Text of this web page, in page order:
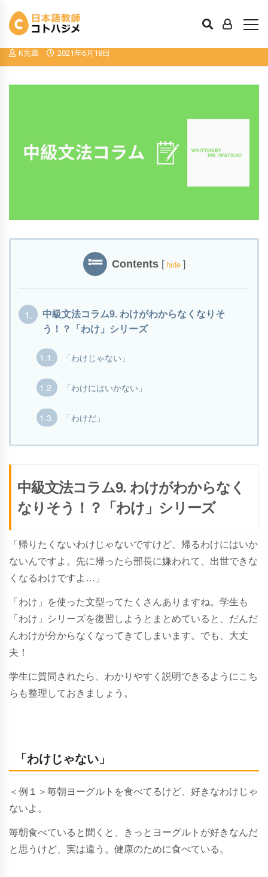
中級文法コラム９．わけがわからなくな
りそう！？「わけ」シリーズ
K先輩 2021年6月18日
Contents [ hide ]
1.
中級文法コラム9. わけがわからなくなりそ
う！？「わけ」シリーズ
1.1. 「わけじゃない」
1.2. 「わけにはいかない」
1.3. 「わけだ」
中級文法コラム9. わけがわからなく
なりそう！？「わけ」シリーズ
「帰りたくないわけじゃないですけど、帰るわけにはいか
ないんですよ。先に帰ったら部長に嫌われて、出世できな
くなるわけですよ…」
「わけ」を使った文型ってたくさんありますね。学生も
「わけ」シリーズを復習しようとまとめていると、だんだ
んわけが分からなくなってきてしまいます。でも、大丈
夫！
学生に質問されたら、わかりやすく説明できるようにこち
らも整理しておきましょう。
「わけじゃない」
＜例１＞毎朝ヨーグルトを食べてるけど、好きなわけじゃ
ないよ。
毎朝食べていると聞くと、きっとヨーグルトが好きなんだ
と思うけど、実は違う。健康のために食べている。